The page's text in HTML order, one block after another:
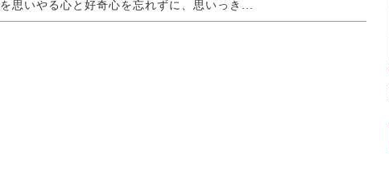
を思いやる心と好奇心を忘れずに、思いっき...